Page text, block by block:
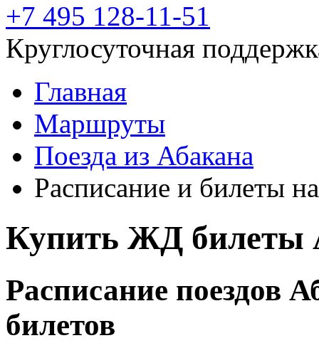
+7 495 128-11-51
Круглосуточная
Главная
Маршруты
Поезда из Абакана
Расписание и билеты
Купить ЖД билеты
Расписание поездов
билетов